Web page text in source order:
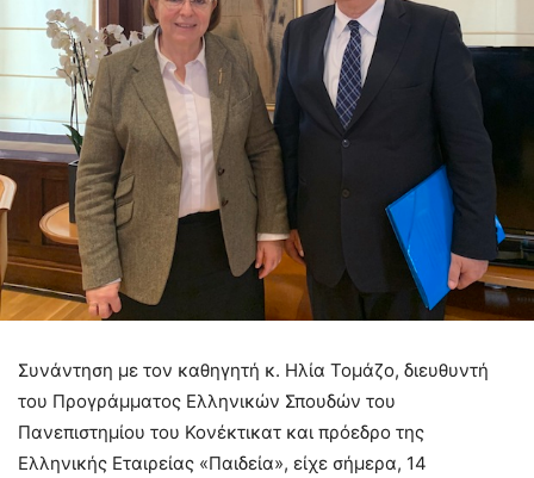
Συνάντηση με τον καθηγητή κ. Ηλία Τομάζο, διευθυντή
του Προγράμματος Ελληνικών Σπουδών του
Πανεπιστημίου του Κονέκτικατ και πρόεδρο της
Ελληνικής Εταιρείας «Παιδεία», είχε σήμερα, 14